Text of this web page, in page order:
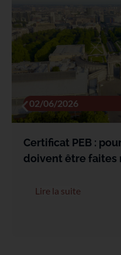
02/06/2026
Certificat PEB :
doivent être faites
Lire la suite